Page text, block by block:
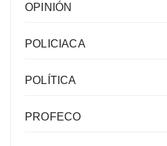
OPINIÓN
POLICIACA
POLÍTICA
PROFECO